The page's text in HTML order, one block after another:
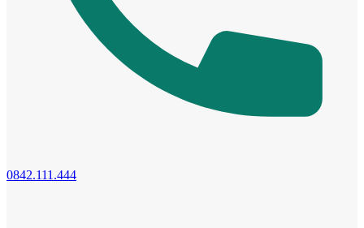
Cửa nhựa Composite Đài Loan
0842.111.444